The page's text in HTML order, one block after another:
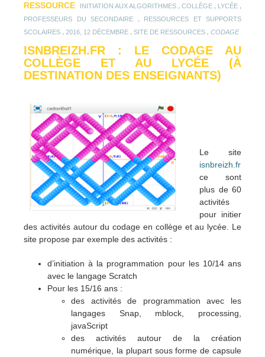
RESSOURCE INITIATION AUX ALGORITHMES COLLÈGE LYCÉE
PROFESSEURS DU SECONDAIRE
RESSOURCES ET SUPPORTS
SCOLAIRES
2016, 12 DÉCEMBRE SITE DE RESSOURCES CODAGE
ISNBREIZH.FR : LE CODAGE AU
COLLÈGE ET AU LYCÉE (À
DESTINATION DES ENSEIGNANTS)
Le site
isnbreizh.fr
ce sont
plus de 60
activités
pour initier
des activités autour du codage en collège et au lycée. Le
site propose par exemple des activités :
d’initiation à la programmation pour les 10/14 ans
avec le langage Scratch
Pour les 15/16 ans :
des activités de programmation avec les
langages Snap, mblock, processing,
javaScript
des activités autour de la création
numérique, la plupart sous forme de capsule